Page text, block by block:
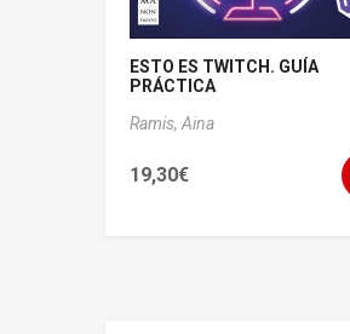
ESTO ES TWITCH. GUÍA
PRÁCTICA
Ramis, Aina
19,30€